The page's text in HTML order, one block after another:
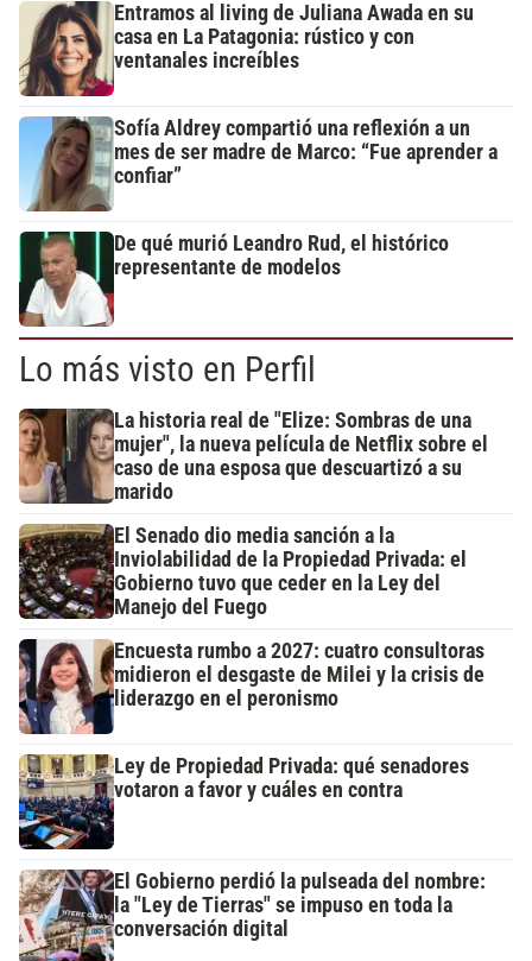
Entramos al living de Juliana Awada en su
casa en La Patagonia: rústico y con
ventanales increíbles
Sofía Aldrey compartió una reflexión a un
mes de ser madre de Marco: “Fue aprender a
confiar”
De qué murió Leandro Rud, el histórico
representante de modelos
Lo más visto en Perfil
La historia real de "Elize: Sombras de una
mujer", la nueva película de Netflix sobre el
caso de una esposa que descuartizó a su
marido
El Senado dio media sanción a la
Inviolabilidad de la Propiedad Privada: el
Gobierno tuvo que ceder en la Ley del
Manejo del Fuego
Encuesta rumbo a 2027: cuatro consultoras
midieron el desgaste de Milei y la crisis de
liderazgo en el peronismo
Ley de Propiedad Privada: qué senadores
votaron a favor y cuáles en contra
El Gobierno perdió la pulseada del nombre:
la "Ley de Tierras" se impuso en toda la
conversación digital